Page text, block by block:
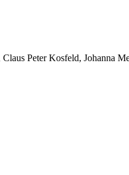
Claus Peter Kosfeld, Johanna